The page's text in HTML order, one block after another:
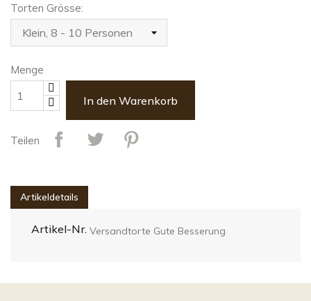
Torten Grösse:
Menge
In den Warenkorb
Teilen
Artikeldetails
Artikel-Nr. Versandtorte Gute Besserung